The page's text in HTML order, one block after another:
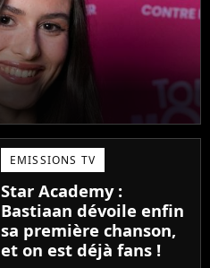
EMISSIONS TV
Star Academy :
Bastiaan dévoile enfin
sa première chanson,
et on est déjà fans !